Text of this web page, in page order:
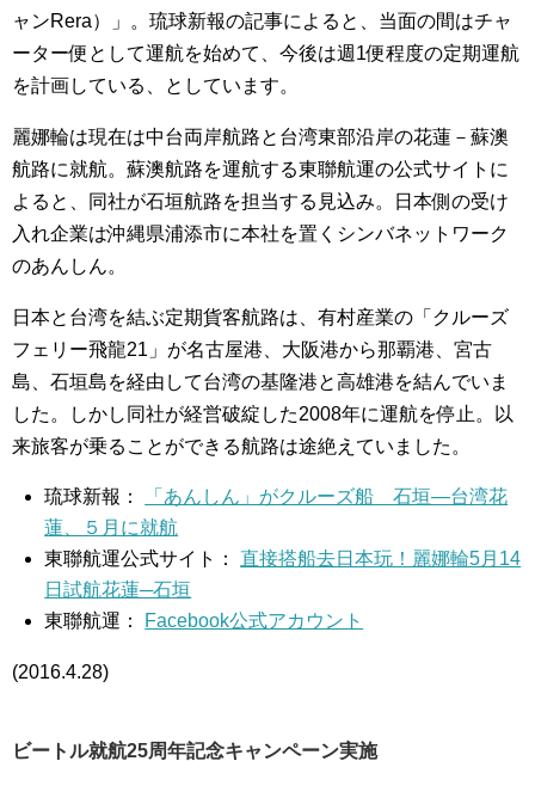
ャンRera）」。琉球新報の記事によると、当面の間はチャ
ーター便として運航を始めて、今後は週1便程度の定期運航
を計画している、としています。
麗娜輪は現在は中台両岸航路と台湾東部沿岸の花蓮－蘇澳
航路に就航。蘇澳航路を運航する東聯航運の公式サイトに
よると、同社が石垣航路を担当する見込み。日本側の受け
入れ企業は沖縄県浦添市に本社を置くシンバネットワーク
のあんしん。
日本と台湾を結ぶ定期貨客航路は、有村産業の「クルーズ
フェリー飛龍21」が名古屋港、大阪港から那覇港、宮古
島、石垣島を経由して台湾の基隆港と高雄港を結んでいま
した。しかし同社が経営破綻した2008年に運航を停止。以
来旅客が乗ることができる航路は途絶えていました。
琉球新報：
「あんしん」がクルーズ船 石垣―台湾花
蓮、５月に就航
東聯航運公式サイト：直接搭船去日本玩！麗娜輪5月14
日試航花蓮─石垣
東聯航運：
Facebook公式アカウント
(2016.4.28)
ビートル就航25周年記念キャンペーン実施